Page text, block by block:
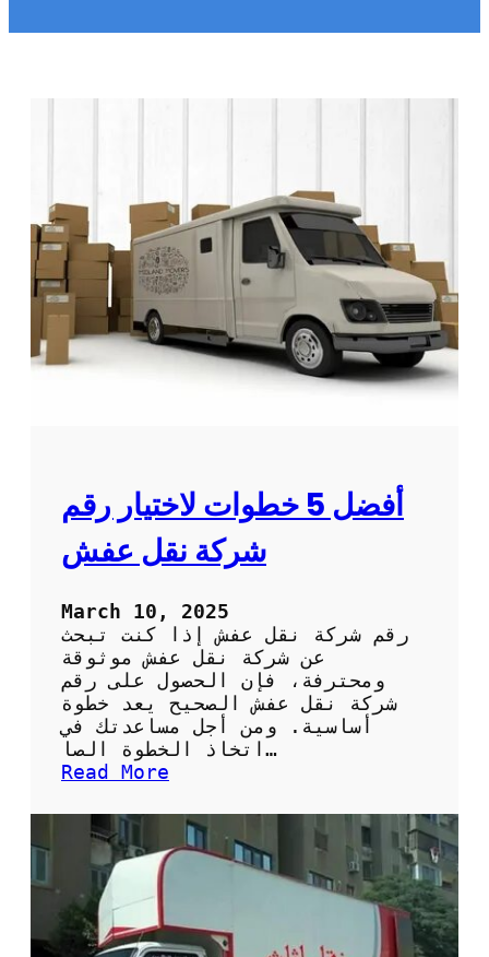
أفضل 5 خطوات لاختيار رقم
شركة نقل عفش
March 10, 2025
رقم شركة نقل عفش إذا كنت تبحث
عن شركة نقل عفش موثوقة
ومحترفة، فإن الحصول على رقم
شركة نقل عفش الصحيح يعد خطوة
أساسية. ومن أجل مساعدتك في
اتخاذ الخطوة الصا…
Read More
ف
ل
ط